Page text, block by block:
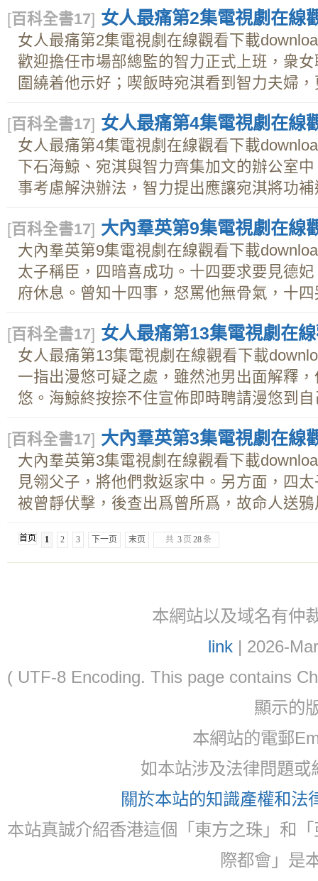
[百科全書17] 女人最痛第2集電視劇在線
女人最痛第2集電視劇在線觀看下載
歡迎擔任市場部總監的智力正式上班，衆
圍繞着他示好；喫飯時宛淇看到智力夫婦
[百科全書17] 女人最痛第4集電視劇在線
女人最痛第4集電視劇在線觀看下載
下石海鯨、宛淇與智力齊集加文的辦公室
事考慮解決辦法，智力提出應讓宛淇將功
[百科全書17] 大內羣英第9集電視劇在線
大內羣英第9集電視劇在線觀看下載
太子稱臣，四暗喜成功。十四要求要見德
府休息。曾知十四事，怒罵他無骨氣，十
[百科全書17] 女人最痛第13集電視劇在
女人最痛第13集電視劇在線觀看下載
一指出漫悠可疑之處，雖然池男出面解釋
悠。海鯨終按捺不住宣佈即時聘請漫悠到
[百科全書17] 大內羣英第3集電視劇在線
大內羣英第3集電視劇在線觀看下載
見翎父子，將他們救返家中。另方面，四
被曾靜伏擊，後查出爲曾所爲，故命人送
首页 1 2 3 下一页 末页 共 3 页 28 条
本網站以及域名有仲
link| 2026-
( UTF-8 Encoding. This page contains
顯示的
本網站的電郵
如本站涉及法律問題
關於本站的知識產權和法
本站真誠介紹香港這個「東方之珠」和
際都會」是